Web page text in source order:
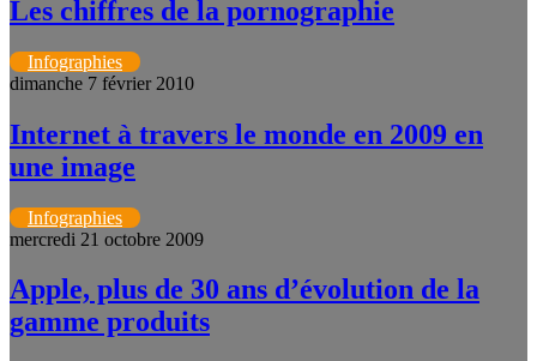
Les chiffres de la pornographie
Infographies
dimanche 7 février 2010
Internet à travers le monde en 2009 en
une image
Infographies
mercredi 21 octobre 2009
Apple, plus de 30 ans d’évolution de la
gamme produits